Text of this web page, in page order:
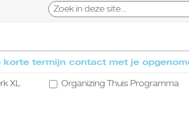
Zoeken:
termijn contact met je
XL
Organizing Thuis Programma